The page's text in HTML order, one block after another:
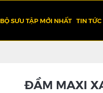
BỘ SƯU TẬP MỚI NHẤT TIN TỨC
ĐẦM MAXI